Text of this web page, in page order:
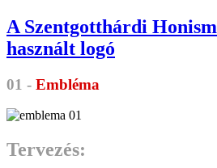
A Szentgotthárdi
használt logó
01 - Embléma
Tervezés: